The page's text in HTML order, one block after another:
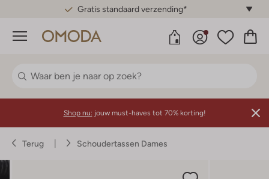
Gratis standaard verzending*
Menu
Shop nu: jouw must-haves tot 70% korting!
Terug Schoudertassen Dames